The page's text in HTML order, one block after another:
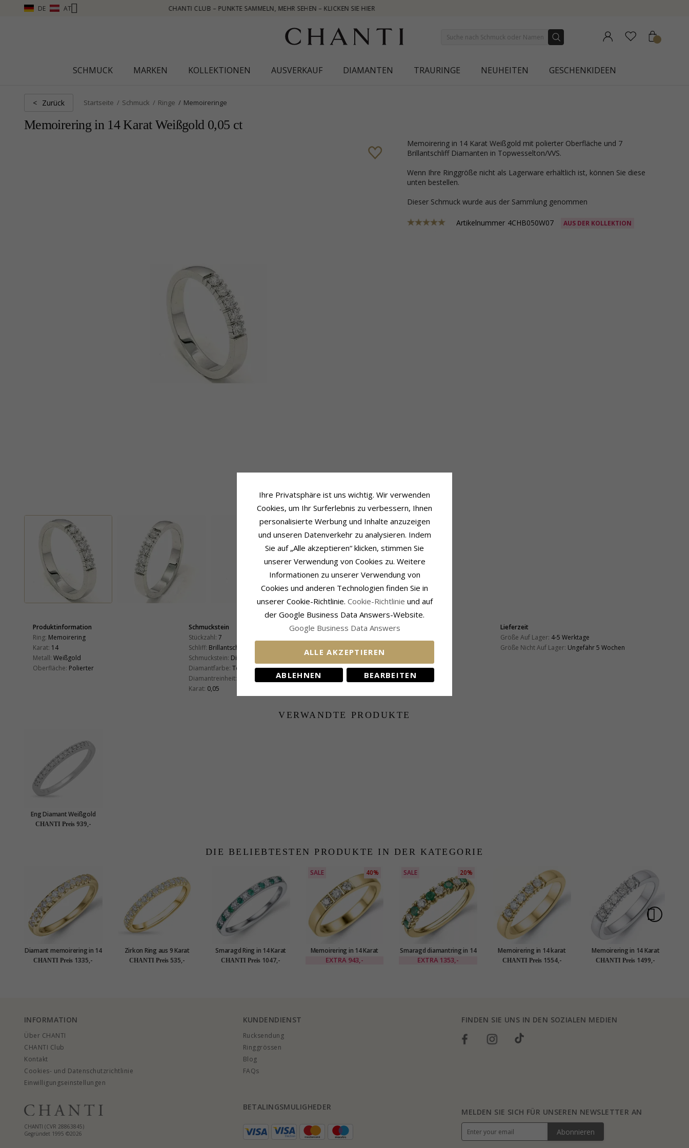
DE AT
SAMMELN, MEHR SEHEN – KLICKEN SIE HIER
SCHMUCK MARKEN KOLLEKTIONEN AUSVERKAUF DIAMANTEN TRAURINGE NEUHEITEN GESCHENKIDEEN
< Zurück Startseite Schmuck Ringe Memoireringe
Memoirering in 14 Karat Weißgold 0,05 ct
Memoirering in 14 Karat Weißgold mit polierter Oberfläche und 7
Brillantschliff Diamanten in Topwesselton/VVS.
Wenn Ihre Ringgröße nicht als Lagerware erhältlich ist, können Sie diese
unten bestellen.
Dieser Schmuck wurde aus der Sammlung genommen
Artikelnummer 4CHB050W07 AUS DER KOLLEKTION
Produktinformation
Ring: Memoirering
Karat: 14
Metall: Weißgold
Oberfläche: Polierter
Schmuckstein
Stückzahl: 7
Schliff: Brillantschliff
Schmuckstein: Diamant
Diamantfarbe: Topwesselton
Diamantreinheit:
Karat: 0,05
Ringschiene
Lieferzeit
Größe Auf Lager: 4-5 Werktage
Größe Nicht Auf Lager: Ungefähr 5 Wochen
VERWANDTE PRODUKTE
Eng Diamant Weißgold
Memoirering in 14 Karat
CHANTI Preis 939,-
DIE BELIEBTESTEN PRODUKTE IN DER KATEGORIE
Diamant memoirering in 14
karat gold 0,25 ct
CHANTI Preis 1335,-
Zirkon Ring aus 9 Karat
Gold
CHANTI Preis 535,-
Smaragd Ring in 14 Karat
Weißgold 0,08 ct 0,10 ct
CHANTI Preis 1047,-
SALE 40%
Memoirering in 14 Karat
Gold 3 x 0,05 ct
EXTRA 943,-
SALE 20%
Smaragd diamantring in 14
karat gold 0,40 ct 0,24 ct
EXTRA 1353,-
Memoirering in 14 karat
gold 5 x 0,05 ct
CHANTI Preis 1554,-
Memoirering in 14 Karat
Weißgold 5 x 0,05 ct
CHANTI Preis 1499,-
INFORMATION
Über CHANTI
CHANTI Club
Kontakt
Cookies- und Datenschutzrichtlinie
Einwilligungseinstellungen
KUNDENDIENST
Rucksendung
Ringgrössen
Blog
FAQs
FINDEN SIE UNS IN DEN SOZIALEN MEDIEN
CHANTI (CVR 28863845)
Gegründet 1995 ©2026
BETALINGSMULIGHEDER
MELDEN SIE SICH FÜR UNSEREN NEWSLETTER AN
Abonnieren
Ihre Privatsphäre ist uns wichtig. Wir verwenden
Cookies, um Ihr Surferlebnis zu verbessern, Ihnen
personalisierte Werbung und Inhalte anzuzeigen
und unseren Datenverkehr zu analysieren. Indem
Sie auf „Alle akzeptieren“ klicken, stimmen Sie
unserer Verwendung von Cookies zu. Weitere
Informationen zu unserer Verwendung von
Cookies und anderen Technologien finden Sie in
unserer Cookie-Richtlinie. Cookie-Richtlinie und auf
der Google Business Data Answers-Website.
Google Business Data Answers
ALLE AKZEPTIEREN
ABLEHNEN BEARBEITEN